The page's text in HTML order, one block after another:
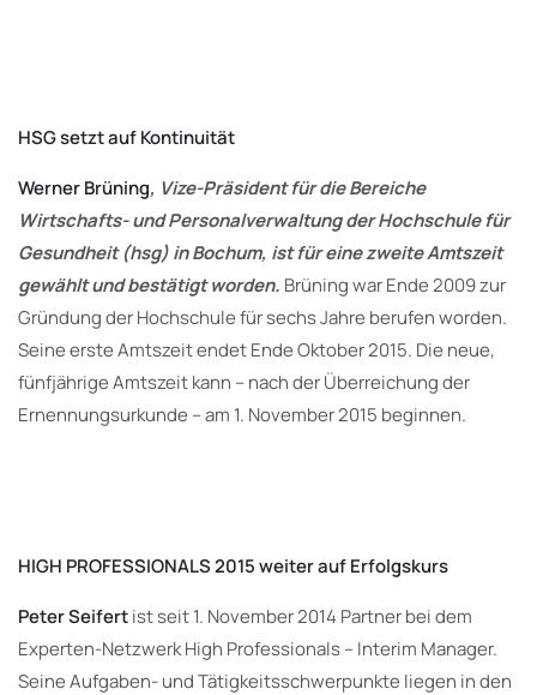
HSG setzt auf Kontinuität
Werner Brüning, Vize-Präsident für die Bereiche
Wirtschafts- und Personalverwaltung der Hochschule für
Gesundheit (hsg) in Bochum, ist für eine zweite Amtszeit
gewählt und bestätigt worden. Brüning war Ende 2009 zur
Gründung der Hochschule für sechs Jahre berufen worden.
Seine erste Amtszeit endet Ende Oktober 2015. Die neue,
fünfjährige Amtszeit kann – nach der Überreichung der
Ernennungsurkunde – am 1. November 2015 beginnen.
HIGH PROFESSIONALS 2015 weiter auf Erfolgskurs
Peter Seifertist seit 1. November 2014 Partner bei dem
Experten-Netzwerk High Professionals – Interim Manager.
Seine Aufgaben- und Tätigkeitsschwerpunkte liegen in den